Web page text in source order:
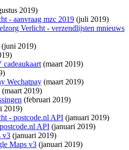
2019)
- aanvraag mzc 2019 (juli 2019)
Verlicht - verzendlijsten mnieuws
(juni 2019)
(maart 2019)
Wechatpay (maart 2019)
(maart 2019)
(februari 2019)
2019)
- postcode.nl API (januari 2019)
API (januari 2019)
v3 (januari 2019)
Maps v3 (januari 2019)